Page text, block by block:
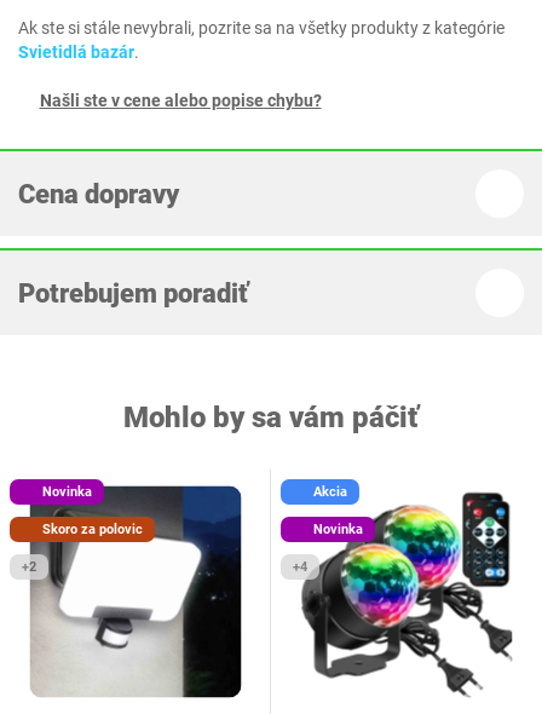
Ak ste si stále nevybrali, pozrite sa na všetky produkty z kategórie
Svietidlá bazár.
Našli ste v cene alebo popise chybu?
Cena dopravy
Potrebujem poradiť
Mohlo by sa vám páčiť
Novinka
Skoro za polovic
+2
Akcia
Novinka
+4